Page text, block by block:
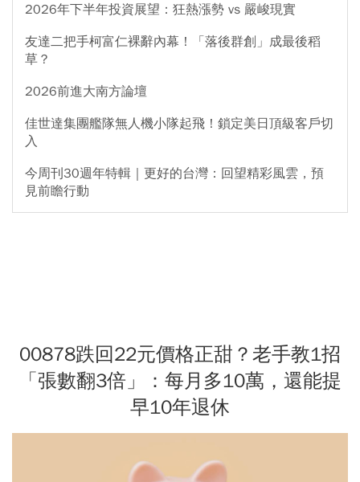
2026年下半年投資展望：狂熱漲勢 vs 嚴峻現實
友達二把手柯富仁裸辭內幕！「落後群創」成最後稻
草？
2026前進大南方論壇
佳世達集團艦隊無人機小隊起飛！鎖定美日頂級客戶切
入
今周刊30週年特輯｜更好的台灣：回望精彩風雲，預
見前瞻行動
00878跌回22元價格正甜？老手教1招
「張數翻3倍」：每月多10萬，還能提
早10年退休